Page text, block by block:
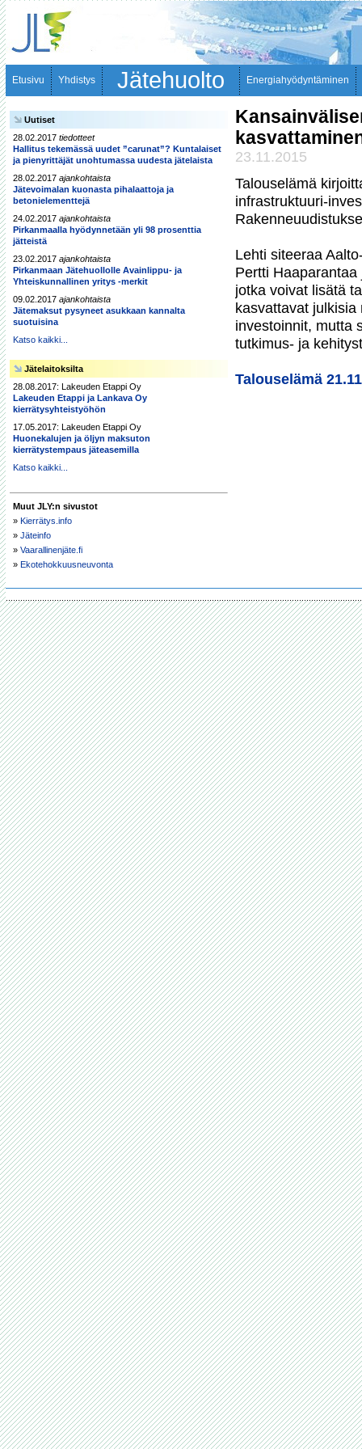
Etusivu Yhdistys Jätehuolto Energiahyödyntäminen
Uutiset
28.02.2017 tiedotteet
Hallitus tekemässä uudet ”carunat”? Kuntalaiset
ja pienyrittäjät unohtumassa uudesta jätelaista
28.02.2017 ajankohtaista
Jätevoimalan kuonasta pihalaattoja ja
betonielementtejä
24.02.2017 ajankohtaista
Pirkanmaalla hyödynnetään yli 98 prosenttia
jätteistä
23.02.2017 ajankohtaista
Pirkanmaan Jätehuollolle Avainlippu- ja
Yhteiskunnallinen yritys -merkit
09.02.2017 ajankohtaista
Jätemaksut pysyneet asukkaan kannalta
suotuisina
Katso kaikki...
Jätelaitoksilta
28.08.2017: Lakeuden Etappi Oy
Lakeuden Etappi ja Lankava Oy
kierrätysyhteistyöhön
17.05.2017: Lakeuden Etappi Oy
Huonekalujen ja öljyn maksuton
kierrätystempaus jäteasemilla
Katso kaikki...
Muut JLY:n sivustot
» Kierrätys.info
» Jäteinfo
» Vaarallinenjäte.fi
» Ekotehokkuusneuvonta
23.11.2015
Talouselämä
infrastruktuuri-
Lehti siteeraa
Pertti
jotka voivat lisätä
kasvattavat
investoinnit, mutta
tutkimus- ja
Talouselämä